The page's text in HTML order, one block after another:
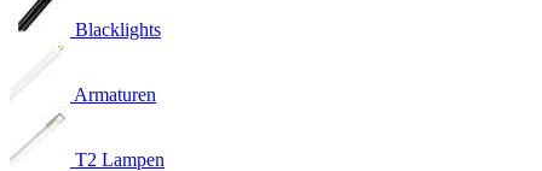
Blacklights
Armaturen
T2 Lampen